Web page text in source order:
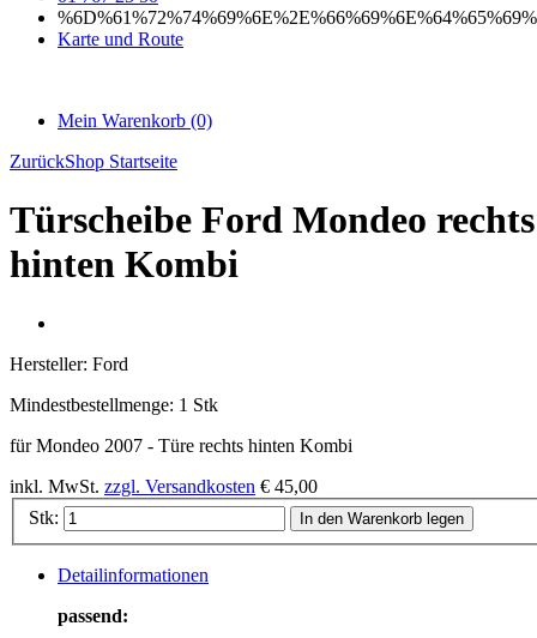
Karte und Route
Mein Warenkorb (0)
ZurückShop Startseite
Türscheibe Ford Mondeo rechts
hinten Kombi
Hersteller: Ford
Mindestbestellmenge: 1 Stk
für Mondeo 2007 - Türe rechts hinten Kombi
inkl. MwSt. zzgl. Versandkosten € 45,00
Stk:
In den Warenkorb legen
Detailinformationen
passend: